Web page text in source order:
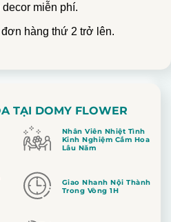
miễn phí.
hàng thứ 2 trở lên.
TẠI DOMY FLOWER
Nhân Viên Nhiệt Tình
Kinh Nghiệm Cắm Hoa
Lâu Năm
Giao Nhanh Nội Thành
Trong Vòng 1H